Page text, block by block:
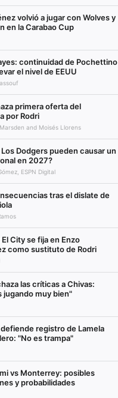
volvió a jugar con Wolves y
en la Carabao Cup
continuidad de Pochettino
el nivel de EEUU
primera oferta del
por Rodri
and Moisés Llorens
Los Dodgers pueden causar un
en 2027?
ESPN Digital
tras el dislate de
City se fija en Enzo
como sustituto de Rodri
las críticas a Chivas:
jugando muy bien"
registro de Lamela
"No es trampa"
vs Monterrey: posibles
y probabilidades